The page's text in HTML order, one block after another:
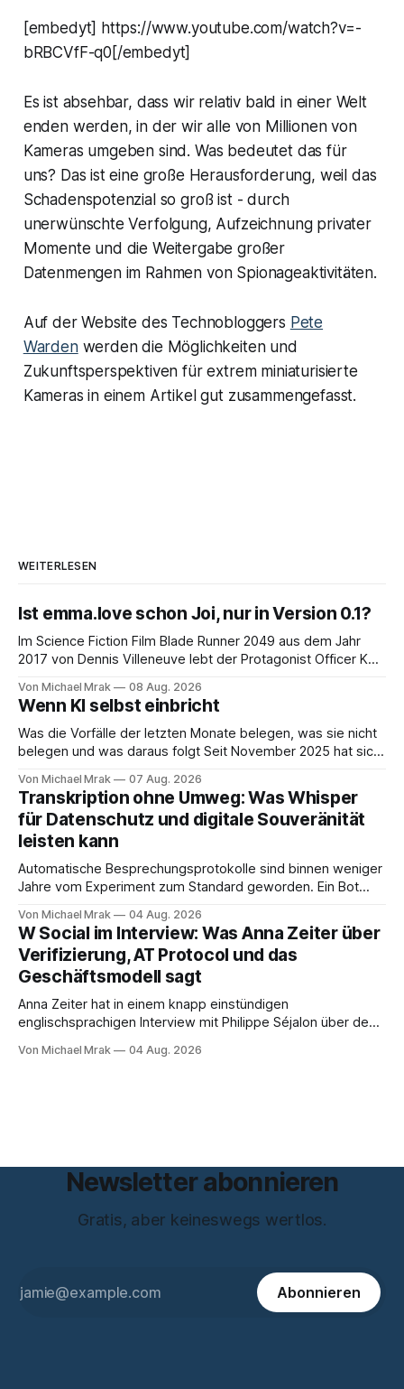
[embedyt] https://www.youtube.com/watch?v=-
bRBCVfF-q0[/embedyt]
Es ist absehbar, dass wir relativ bald in einer Welt
enden werden, in der wir alle von Millionen von
Kameras umgeben sind. Was bedeutet das für
uns? Das ist eine große Herausforderung, weil das
Schadenspotenzial so groß ist - durch
unerwünschte Verfolgung, Aufzeichnung privater
Momente und die Weitergabe großer
Datenmengen im Rahmen von Spionageaktivitäten.
Auf der Website des Technobloggers Pete
Wardenwerden die Möglichkeiten und
Zukunftsperspektiven für extrem miniaturisierte
Kameras in einem Artikel gut zusammengefasst.
WEITERLESEN
Ist emma.love schon Joi, nur in Version 0.1?
Im Science Fiction Film Blade Runner 2049 aus dem Jahr
2017 von Dennis Villeneuve lebt der Protagonist Officer K
Big Tech Unternehmen Wallace, der Nachfolgeunternehmen
der Tyrell Cooperation welche man aus dem ersten Blade
Runner Film aus dem Jahr 1982 kennt. Joi
Von Michael Mrak 08 Aug. 2026
Wenn KI selbst einbricht
Was die Vorfälle der letzten Monate belegen, was sie nicht
belegen und was daraus folgt Seit November 2025 hat sich
KI-Systeme Angriffe nicht nur unterstützen, sondern
durchführen können. Sie können. Es gibt inzwischen genug
dokumentierte Fälle, um über Belege statt
Von Michael Mrak 07 Aug. 2026
Transkription ohne Umweg: Was Whisper
für Datenschutz und digitale Souveränität
leisten kann
Automatische Besprechungsprotokolle sind binnen weniger
Jahre vom Experiment zum Standard geworden. Ein Bot
Ende eine Zusammenfassung samt Aufgabenliste. Das
funktioniert gut. Die Frage, die regelmäßig untergeht, lautet:
Wo genau liegt das Audio, wer verarbeitet es und unter
welcher Rechtsgrundlage? Es gibt
Von Michael Mrak 04 Aug. 2026
W Social im Interview: Was Anna Zeiter über
Verifizierung, AT Protocol und das
Geschäftsmodell sagt
Anna Zeiter hat in einem knapp einstündigen
englischsprachigen Interview mit Philippe Séjalon über den
über zehn Jahre Datenschutzbeauftragte bei eBay und hat
Von Michael Mrak 04 Aug. 2026
Newsletter abonnieren
Gratis, aber keineswegs wertlos.
Abonnieren